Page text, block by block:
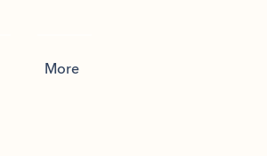
More